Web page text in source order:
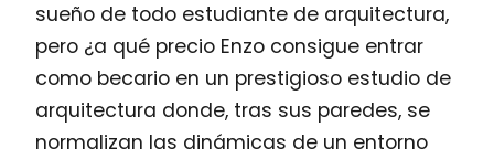
sueño de todo estudiante de arquitectura,
pero ¿a qué precio Enzo consigue entrar
como becario en un prestigioso estudio de
arquitectura donde, tras sus paredes, se
normalizan las dinámicas de un entorno